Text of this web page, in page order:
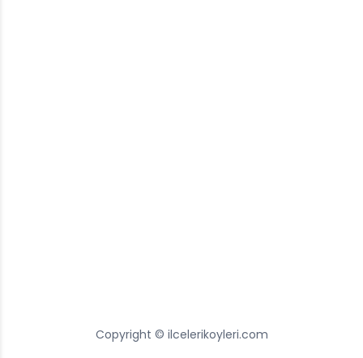
Copyright © ilcelerikoyleri.com